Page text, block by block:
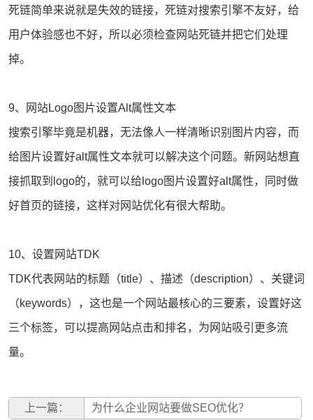
死链简单来说就是失效的链接，死链对搜索引擎不友好，给
用户体验感也不好，所以必须检查网站死链并把它们处理
掉。
9、网站Logo图片设置Alt属性文本
搜索引擎毕竟是机器，无法像人一样清晰识别图片内容，而
给图片设置好alt属性文本就可以解决这个问题。新网站想直
接抓取到logo的，就可以给logo图片设置好alt属性，同时做
好首页的链接，这样对网站优化有很大帮助。
10、设置网站TDK
TDK代表网站的标题（title）、描述（description）、关键词
（keywords），这也是一个网站最核心的三要素，设置好这
三个标签，可以提高网站点击和排名，为网站吸引更多流
量。
上一篇： 为什么企业网站要做SEO优化？